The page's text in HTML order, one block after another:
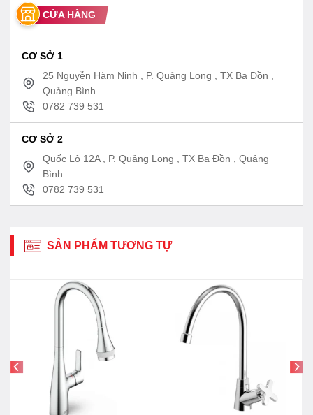
CỬA HÀNG
CƠ SỞ 1
25 Nguyễn Hàm Ninh , P. Quảng Long , TX Ba Đồn ,
Quảng Bình
0782 739 531
CƠ SỞ 2
Quốc Lộ 12A , P. Quảng Long , TX Ba Đồn , Quảng
Bình
0782 739 531
SẢN PHẨM TƯƠNG TỰ